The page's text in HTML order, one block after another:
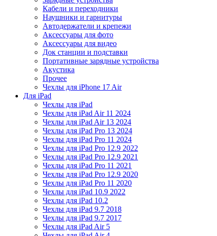
Кабели и переходники
Наушники и гарнитуры
Автодержатели и крепежи
Аксессуары для фото
Аксессуары для видео
Док станции и подставки
Портативные зарядные устройства
Акустика
Прочее
Чехлы для iPhone 17 Air
Для iPad
Чехлы для iPad
Чехлы для iPad Air 11 2024
Чехлы для iPad Air 13 2024
Чехлы для iPad Pro 13 2024
Чехлы для iPad Pro 11 2024
Чехлы для iPad Pro 12.9 2022
Чехлы для iPad Pro 12.9 2021
Чехлы для iPad Pro 11 2021
Чехлы для iPad Pro 12.9 2020
Чехлы для iPad Pro 11 2020
Чехлы для iPad 10.9 2022
Чехлы для iPad 10.2
Чехлы для iPad 9.7 2018
Чехлы для iPad 9.7 2017
Чехлы для iPad Air 5